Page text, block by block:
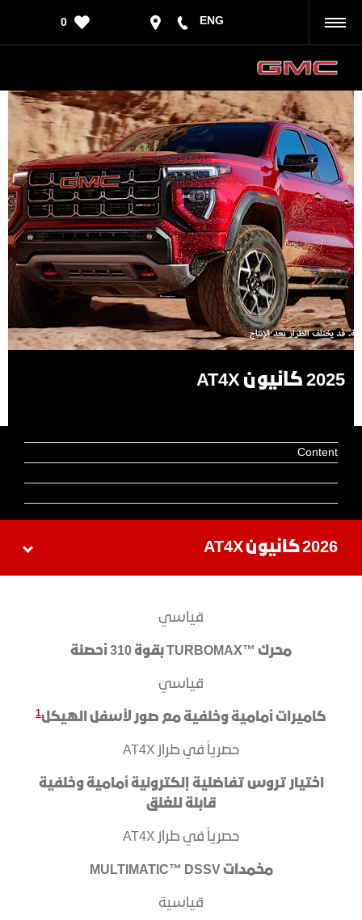
ENG
0
2025 كانيون AT4X
Content
2026 كانيون AT4X
​قياسي
محرك ™TURBOMAX بقوة 310 أحصنة
​قياسي
كاميرات أمامية وخلفية مع صور لأسفل الهيكل1
​حصرياً في طراز AT4X
اختيار تروس تفاضلية إلكترونية أمامية وخلفية
قابلة للغلق
​حصرياً في طراز AT4X
مخمدات MULTIMATIC™ DSSV
​قياسية